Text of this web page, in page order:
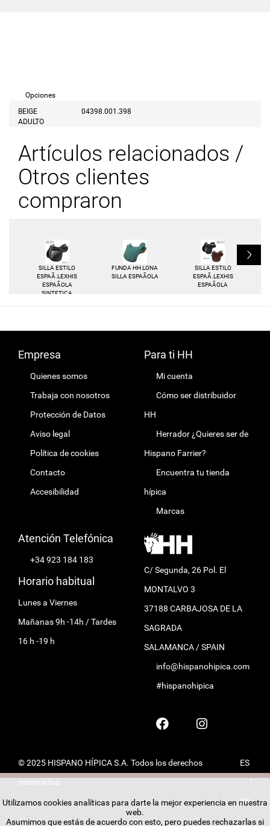
Opciones
BEIGE
ADULTO
04398.001.398
Artículos relacionados /
Otros clientes
compraron
SILLA ESTILO
ESPAÃ.LEXHIS
ESPAÃOLA
SINTETICA
FUNDA HH LONA
SILLA ESPAÃOLA
SILLA ESTILO
ESPAÃ.LEXHIS
ESPAÃOLA
L
Empresa
Quienes somos
Trabaja con nosotros
Protección de Datos
Aviso legal
Política de cookies
Contacto
Accesibilidad
Para ti HH
Mi cuenta
Cómo ser distribuidor
HH
Herrador ¿Quieres ser de
Hispano Farrier?
Encuentra tu tienda
hípica
Marcas
Atención Telefónica
+34 923 184 183
Horario habitual
Lunes a Viernes
Mañanas 9h -14h / Tardes
16 h -19 h
C/ Segunda, 26 Pol. El
MONTALVO 3
37188 CARBAJOSA DE LA
SAGRADA
SALAMANCA / SPAIN
info@hispanohipica.com
#hispanohipica
© 2025 HISPANO HÍPICA S.A. Todos los derechos
reservados.
ES
EN
Utilizamos cookies analíticas para darte la mejor experiencia en nuestra
web.
Asumimos que estás de acuerdo con esto, pero puedes rechazarlas si